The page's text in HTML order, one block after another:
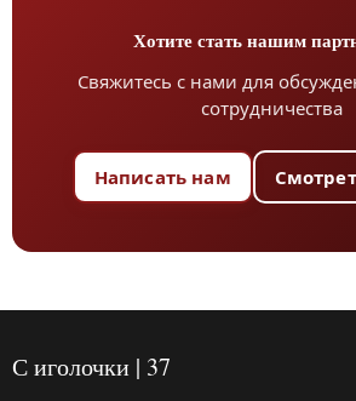
Хотите стать нашим
Свяжитесь с нами для
сотрудничества
Написать нам
С иголочки | 37